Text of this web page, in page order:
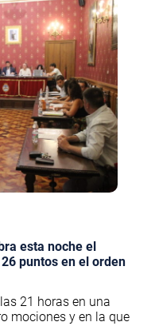
esta noche el
puntos en el orden
21 horas en una
mociones y en la que